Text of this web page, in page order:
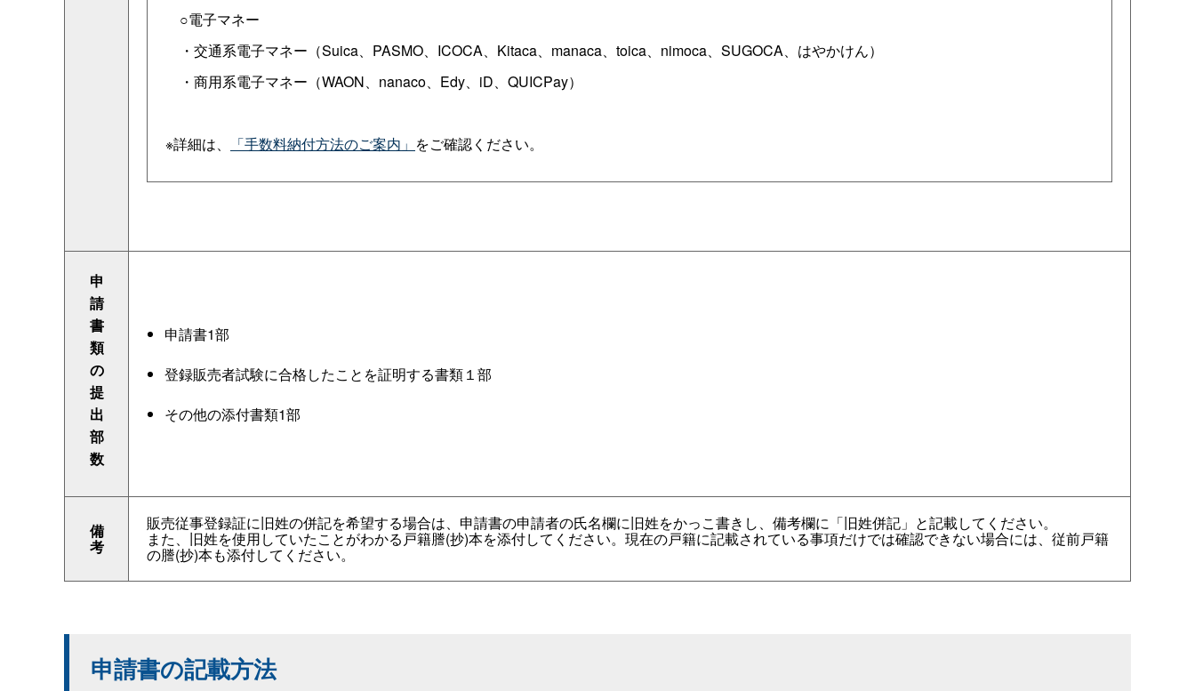
○電子マネー
・交通系電子マネー（Suica、PASMO、ICOCA、Kitaca、manaca、toica、nimoca、SUGOCA、はやかけん）
・商用系電子マネー（WAON、nanaco、Edy、iD、QUICPay）
※詳細は、 「手数料納付方法のご案内」 をご確認ください。
申
請
書
類
の
提
出
部
数
申請書1部
登録販売者試験に合格したことを証明する書類１部
その他の添付書類1部
備
考
販売従事登録証に旧姓の併記を希望する場合は、申請書の申請者の氏名欄に旧姓をかっこ書きし、備考欄に「旧姓併記」と記載してください。
また、旧姓を使用していたことがわかる戸籍謄(抄)本を添付してください。現在の戸籍に記載されている事項だけでは確認できない場合には、従前戸籍
の謄(抄)本も添付してください。
申請書の記載方法